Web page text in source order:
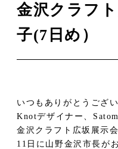
金沢クラフ
子(7日め）
いつもありがとうござ
Knotデザイナー、
金沢クラフト広坂展示会
11日に山野金沢市長が